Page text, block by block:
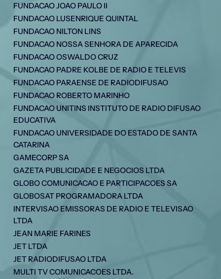
FUNDACAO JOAO PAULO II
FUNDACAO LUSENRIQUE QUINTAL
FUNDACAO NILTON LINS
FUNDACAO NOSSA SENHORA DE APARECIDA
FUNDACAO OSWALDO CRUZ
FUNDACAO PADRE KOLBE DE RADIO E TELEVIS
FUNDACAO PARAENSE DE RADIODIFUSAO
FUNDACAO ROBERTO MARINHO
FUNDACAO UNITINS INSTITUTO DE RADIO DIFUSAO
EDUCATIVA
FUNDACAO UNIVERSIDADE DO ESTADO DE SANTA
CATARINA
GAMECORP SA
GAZETA PUBLICIDADE E NEGOCIOS LTDA
GLOBO COMUNICACAO E PARTICIPACOES SA
GLOBOSAT PROGRAMADORA LTDA
INTERVISAO EMISSORAS DE RADIO E TELEVISAO
LTDA
JEAN MARIE FARINES
JET LTDA
JET RADIODIFUSAO LTDA
MULTI TV COMUNICACOES LTDA.